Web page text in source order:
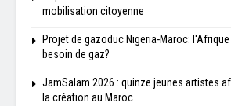
mobilisation citoyenne
Projet de gazoduc Nigeria-Maroc:
besoin de gaz?
JamSalam 2026 : quinze jeunes artistes
la création au Maroc